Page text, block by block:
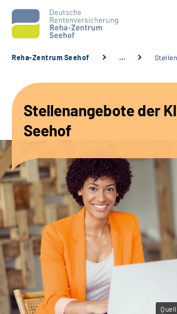
Unsere Angebote
Karriere
Sozialdienste & Zuweisende
Suche
Leichte Sprache
Gebärdensprache
Reha-Zentrum Seehof …
Stellenangebote der
Seehof